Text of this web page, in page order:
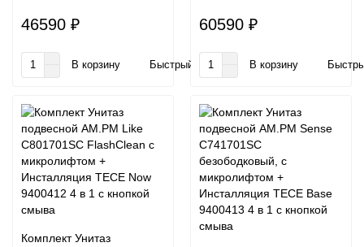
46590 ₽
В корзину Быстрый заказ
60590 ₽
В корзину
Комплект Унитаз